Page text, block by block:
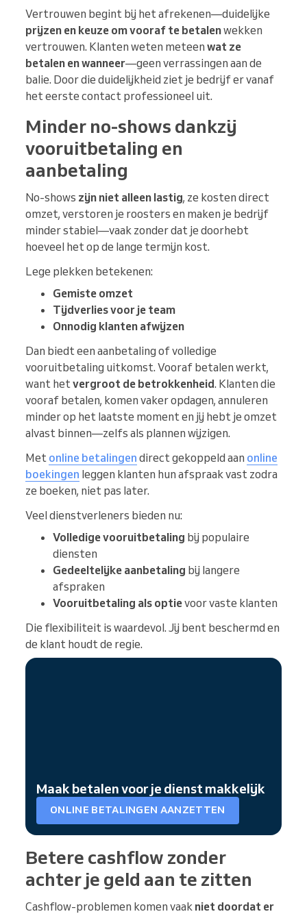
Vertrouwen begint bij het afrekenen—duidelijke
prijzen en keuze om vooraf te betalenwekken
vertrouwen. Klanten weten meteen wat ze
betalen en wanneer—geen verrassingen aan de
balie. Door die duidelijkheid ziet je bedrijf er vanaf
het eerste contact professioneel uit.
Minder no-shows dankzij
vooruitbetaling en
aanbetaling
No-shows zijn niet alleen lastig, ze kosten direct
omzet, verstoren je roosters en maken je bedrijf
minder stabiel—vaak zonder dat je doorhebt
hoeveel het op de lange termijn kost.
Lege plekken betekenen:
Gemiste omzet
Tijdverlies voor je team
Onnodig klanten afwijzen
Dan biedt een aanbetaling of volledige
vooruitbetaling uitkomst. Vooraf betalen werkt,
want het vergroot de betrokkenheid. Klanten die
vooraf betalen, komen vaker opdagen, annuleren
minder op het laatste moment en jij hebt je omzet
alvast binnen—zelfs als plannen wijzigen.
Met online betalingen direct gekoppeld aan online
boekingen leggen klanten hun afspraak vast zodra
ze boeken, niet pas later.
Veel dienstverleners bieden nu:
Volledige vooruitbetaling bij populaire
diensten
Gedeeltelijke aanbetaling bij langere
afspraken
Vooruitbetaling als optievoor vaste klanten
Die flexibiliteit is waardevol. Jij bent beschermd en
de klant houdt de regie.
Maak betalen voor je dienst makkelijk
ONLINE BETALINGEN AANZETTEN
Betere cashflow zonder
achter je geld aan te zitten
Cashflow-problemen komen vaak niet doordat er